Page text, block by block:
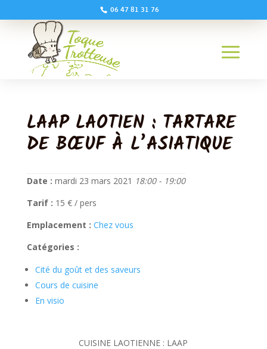
06 47 81 31 76
LAAP LAOTIEN : TARTARE
DE BŒUF À L’ASIATIQUE
Date : mardi 23 mars 2021 18:00 - 19:00
Tarif : 15 € / pers
Emplacement : Chez vous
Catégories :
Cité du goût et des saveurs
Cours de cuisine
En visio
CUISINE LAOTIENNE : LAAP